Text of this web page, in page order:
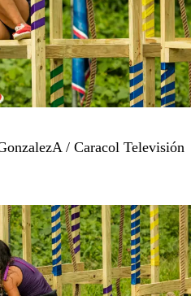
/ Caracol Televisión